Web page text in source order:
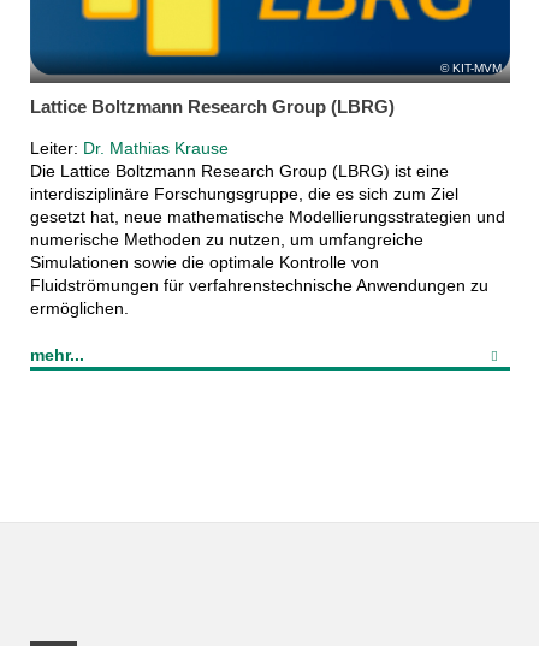
KIT-MVM
Lattice Boltzmann Research Group (LBRG)
Leiter: Dr. Mathias Krause
Die Lattice Boltzmann Research Group (LBRG) ist eine
interdisziplinäre Forschungsgruppe, die es sich zum Ziel
gesetzt hat, neue mathematische Modellierungsstrategien und
numerische Methoden zu nutzen, um umfangreiche
Simulationen sowie die optimale Kontrolle von
Fluidströmungen für verfahrenstechnische Anwendungen zu
ermöglichen.
mehr...